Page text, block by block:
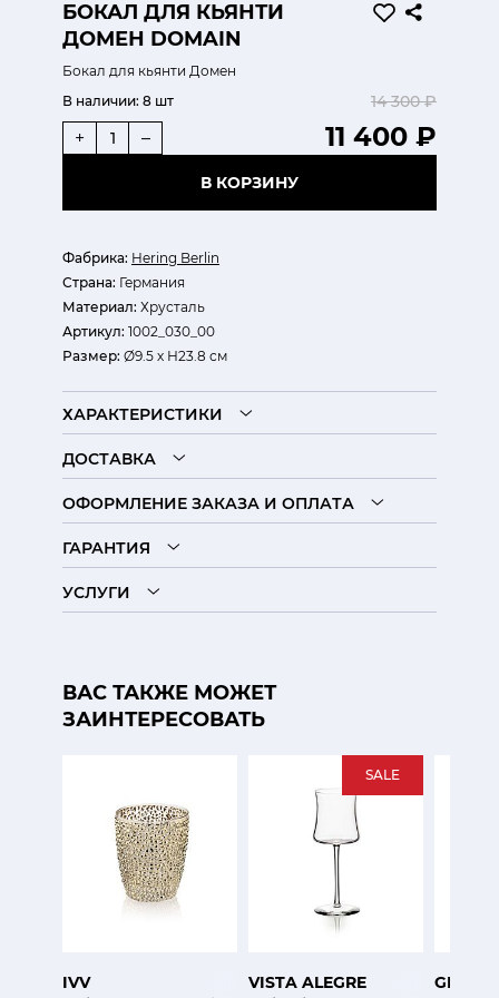
БОКАЛ ДЛЯ КЬЯНТИ
ДОМЕН DOMAIN
Бокал для кьянти Домен
Фабрика: Hering Berlin
Страна: Германия
Материал: Хрусталь
Артикул: 1002_030_00
Размер: Ø9.5 х Н23.8 см
В наличии: 8 шт 14 300 ₽
11 400 ₽
+ –
В КОРЗИНУ
ХАРАКТЕРИСТИКИ
ДОСТАВКА
ОФОРМЛЕНИЕ ЗАКАЗА И ОПЛАТА
ГАРАНТИЯ
УСЛУГИ
ВАС ТАКЖЕ МОЖЕТ
ЗАИНТЕРЕСОВАТЬ
IVV
SALE
VISTA ALEGRE